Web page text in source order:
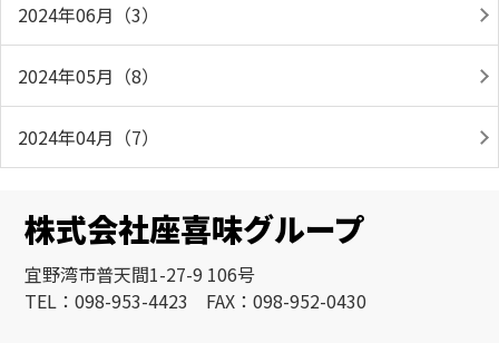
2024年06月（3）
2024年05月（8）
2024年04月（7）
株式会社座喜味グループ
宜野湾市普天間1-27-9 106号
TEL：098-953-4423 FAX：098-952-0430